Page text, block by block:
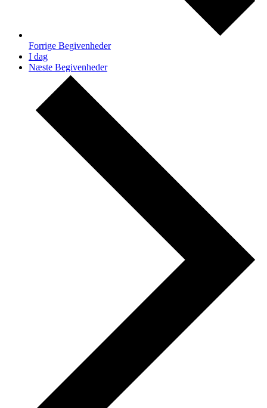
Forrige Begivenheder
I dag
Næste Begivenheder